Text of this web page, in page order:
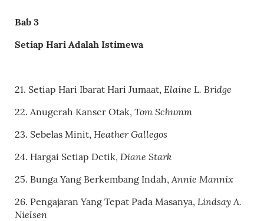
Bab 3
Setiap Hari Adalah Istimewa
21. Setiap Hari Ibarat Hari Jumaat, Elaine L. Bridge
22. Anugerah Kanser Otak, Tom Schumm
23. Sebelas Minit, Heather Gallegos
24. Hargai Setiap Detik, Diane Stark
25. Bunga Yang Berkembang Indah,Annie Mannix
26. Pengajaran Yang Tepat Pada Masanya, Lindsay A.
Nielsen